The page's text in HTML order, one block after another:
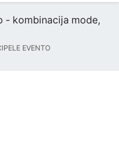
- kombinacija mode,
EVENTO